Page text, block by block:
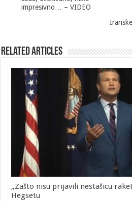
impresivno… – VIDEO
Related Articles
„Zašto nisu prijavili nestašicu
Hegsetu